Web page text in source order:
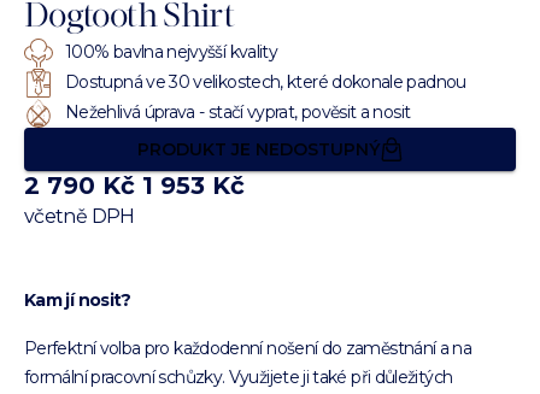
Dogtooth Shirt
100% bavlna nejvyšší kvality
Dostupná ve 30 velikostech, které dokonale padnou
Nežehlivá úprava - stačí vyprat, pověsit a nosit
PRODUKT JE NEDOSTUPNÝ
2 790 Kč 1 953 Kč
včetně DPH
Kam jí nosit?
Perfektní volba pro každodenní nošení do zaměstnání a na
formální pracovní schůzky. Využijete ji také při důležitých